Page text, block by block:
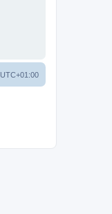
UTC+01:00